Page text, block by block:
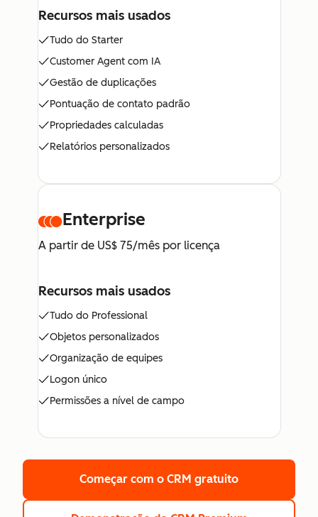
Recursos mais usados
Tudo do Starter
Customer Agent com IA
Gestão de duplicações
Pontuação de contato padrão
Propriedades calculadas
Relatórios personalizados
Enterprise
A partir de US$ 75/mês por licença
Recursos mais usados
Tudo do Professional
Objetos personalizados
Organização de equipes
Logon único
Permissões a nível de campo
Começar com o CRM gratuito